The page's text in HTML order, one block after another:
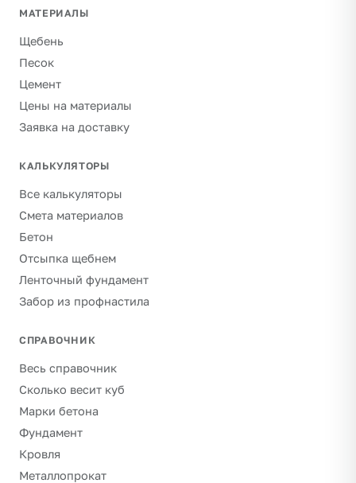
МАТЕРИАЛЫ
Щебень
Песок
Цемент
Цены на материалы
Заявка на доставку
КАЛЬКУЛЯТОРЫ
Все калькуляторы
Смета материалов
Бетон
Отсыпка щебнем
Ленточный фундамент
Забор из профнастила
СПРАВОЧНИК
Весь справочник
Сколько весит куб
Марки бетона
Фундамент
Кровля
Металлопрокат